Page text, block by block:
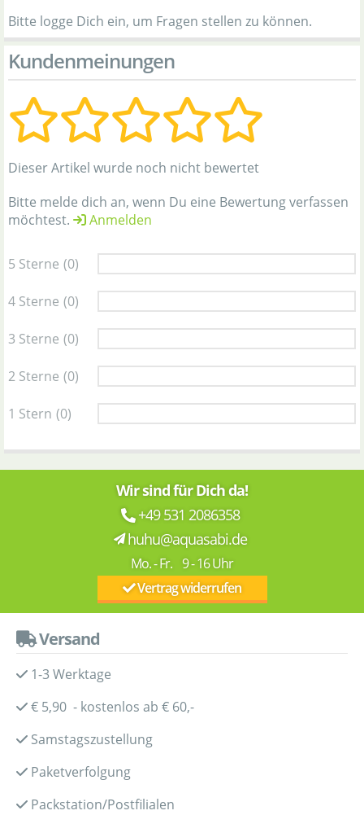
Bitte logge Dich ein, um Fragen stellen zu können.
Kundenmeinungen
Dieser Artikel wurde noch nicht bewertet
Bitte melde dich an, wenn Du eine Bewertung verfassen
möchtest.
Anmelden
5 Sterne (0)
4 Sterne (0)
3 Sterne (0)
2 Sterne (0)
1 Stern (0)
Wir sind für Dich da!
+49 531 2086358
huhu@aquasabi.de
Mo. - Fr. 9 - 16 Uhr
Vertrag widerrufen
Versand
1-3 Werktage
€ 5,90 - kostenlos ab € 60,-
Samstagszustellung
Paketverfolgung
Packstation/Postfilialen